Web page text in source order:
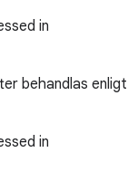
in
behandlas enligt
in